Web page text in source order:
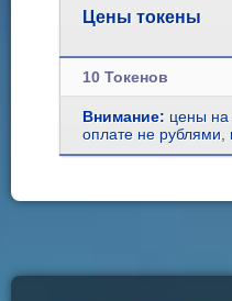
Цены токены
10 Токенов
Внимание: цены на
оплате не рублями,